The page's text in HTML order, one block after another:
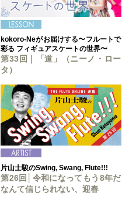
kokoro-Neがお届けする〜フルートで
彩る フィギュアスケートの世界〜
第33回｜「道」（ニーノ・ロー
タ）
片山士駿のSwing, Swang, Flute!!!
第26回│令和になってもう8年だ
なんて信じられない、迎春